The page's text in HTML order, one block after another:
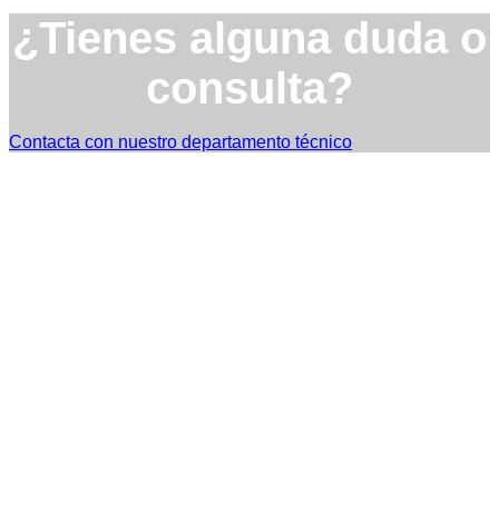
¿Tienes alguna duda o
consulta?
Contacta con nuestro departamento técnico